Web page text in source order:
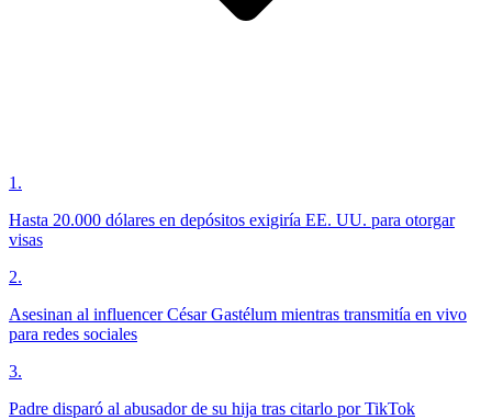
1 .
Hasta 20.000 dólares en depósitos exigiría EE. UU. para otorgar
visas
2.
Asesinan al influencer César Gastélum mientras transmitía en vivo
para redes sociales
3.
Padre disparó al abusador de su hija tras citarlo por TikTok